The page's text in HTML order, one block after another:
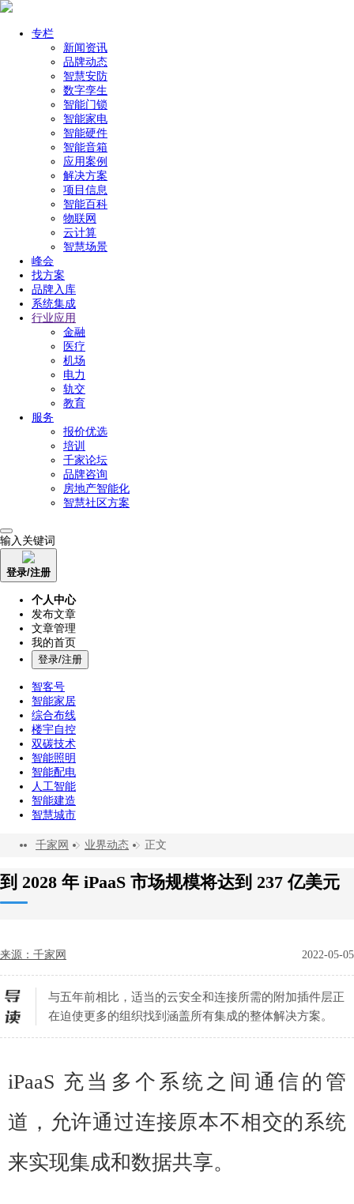
专栏
新闻资讯
品牌动态
智慧安防
数字孪生
智能门锁
智能家电
智能硬件
智能音箱
应用案例
解决方案
项目信息
智能百科
物联网
云计算
智慧场景
峰会
找方案
品牌入库
系统集成
行业应用
金融
医疗
机场
电力
轨交
教育
服务
报价优选
培训
千家论坛
品牌咨询
房地产智能化
智慧社区方案
输入关键词
登录/注册
个人中心
发布文章
文章管理
我的首页
登录/注册
智客号
智能家居
综合布线
楼宇自控
双碳技术
智能照明
智能配电
人工智能
智能建造
智慧城市
千家网 业界动态 正文
到 2028 年 iPaaS 市场规模将达到 237 亿美元
来源：千家网 2022-05-05
与五年前相比，适当的云安全和连接所需的附加插件层正
在迫使更多的组织找到涵盖所有集成的整体解决方案。
iPaaS 充当多个系统之间通信的管
道，允许通过连接原本不相交的系统
来实现集成和数据共享。